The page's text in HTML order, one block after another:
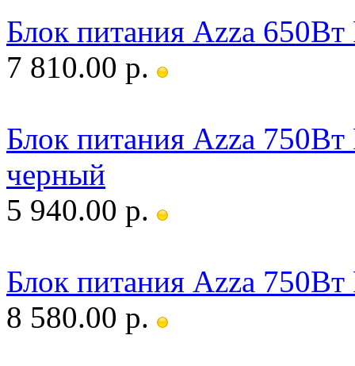
Блок питания Azza
7 810.00 р.
Блок питания Azza
черный
5 940.00 р.
Блок питания Azza
8 580.00 р.